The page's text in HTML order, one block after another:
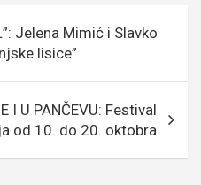
g
er
A
p
p
Jelena Mimić i Slavko
lisice”
I U PANČEVU: Festival
od 10. do 20. oktobra